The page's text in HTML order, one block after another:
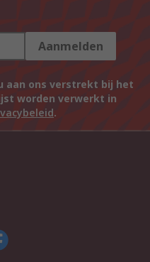
Aanmelden
aan ons verstrekt bij het
worden verwerkt in
.